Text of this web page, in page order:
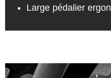
Large pédalier